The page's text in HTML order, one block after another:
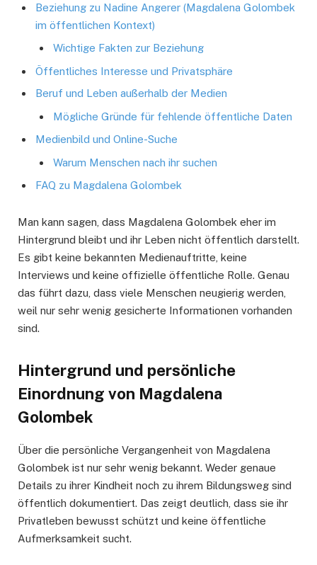
Beziehung zu Nadine Angerer (Magdalena Golombek
im öffentlichen Kontext)
Wichtige Fakten zur Beziehung
Öffentliches Interesse und Privatsphäre
Beruf und Leben außerhalb der Medien
Mögliche Gründe für fehlende öffentliche Daten
Medienbild und Online-Suche
Warum Menschen nach ihr suchen
FAQ zu Magdalena Golombek
Man kann sagen, dass Magdalena Golombek eher im
Hintergrund bleibt und ihr Leben nicht öffentlich darstellt.
Es gibt keine bekannten Medienauftritte, keine
Interviews und keine offizielle öffentliche Rolle. Genau
das führt dazu, dass viele Menschen neugierig werden,
weil nur sehr wenig gesicherte Informationen vorhanden
sind.
Hintergrund und persönliche
Einordnung von Magdalena
Golombek
Über die persönliche Vergangenheit von Magdalena
Golombek ist nur sehr wenig bekannt. Weder genaue
Details zu ihrer Kindheit noch zu ihrem Bildungsweg sind
öffentlich dokumentiert. Das zeigt deutlich, dass sie ihr
Privatleben bewusst schützt und keine öffentliche
Aufmerksamkeit sucht.